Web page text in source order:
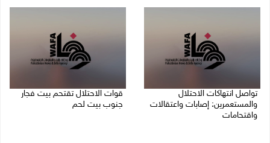
تواصل انتهاكات الاحتلال
والمستعمرين: إصابات واعتقالات
واقتحامات
قوات الاحتلال تقتحم بيت فجار
جنوب بيت لحم